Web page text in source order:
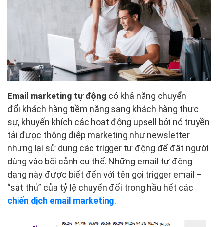
Email marketing tự động có khả năng chuyển
đổi khách hàng tiềm năng sang khách hàng thực
sự, khuyến khích các hoạt động upsell bởi nó truyền
tải được thông điệp marketing như newsletter
nhưng lại sử dụng các trigger tự động để đặt người
dùng vào bối cảnh cụ thể. Những email tự động
dạng này được biết đến với tên gọi trigger email –
“sát thủ” của tỷ lệ chuyển đổi trong hầu hết các
chiến dịch email marketing.